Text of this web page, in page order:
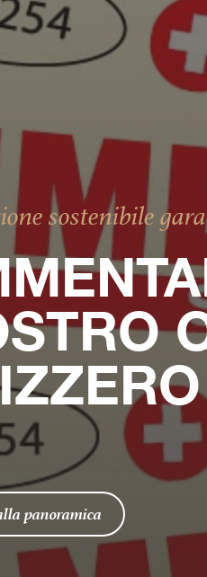
sostenibile
panoramica